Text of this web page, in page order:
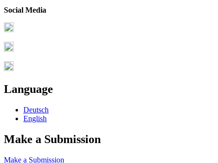
Social Media
Language
Deutsch
English
Make a Submission
Make a Submission